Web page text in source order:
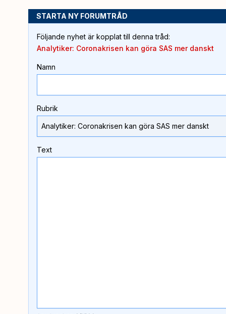
STARTA NY FORUMTRÅD
Följande nyhet är kopplat till denna tråd:
Analytiker: Coronakrisen kan göra SAS mer danskt
Namn
Rubrik
Text